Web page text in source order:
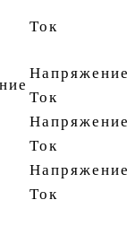
Ток
Ток
Ток
Ток